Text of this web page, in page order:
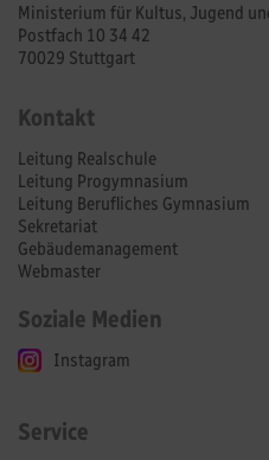
Ministerium für Kultus, Jugend
Postfach 10 34 42
70029 Stuttgart
Kontakt
Leitung Realschule
Leitung Progymnasium
Leitung Berufliches Gymnasium
Sekretariat
Gebäudemanagement
Webmaster
Soziale Medien
Instagram
Service